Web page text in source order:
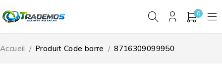
0
Accueil / Produit Code barre / 8716309099950